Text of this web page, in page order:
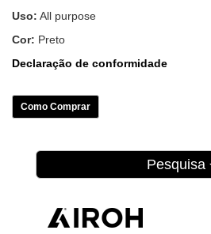
Uso: All purpose
Cor: Preto
Declaração de conformidade
Como Comprar
Pesquisa